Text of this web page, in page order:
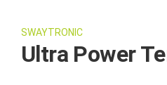
SWAYTRONIC
Ultra Power